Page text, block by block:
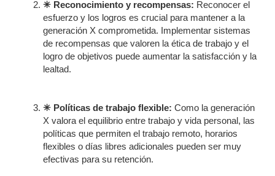
✳ Reconocimiento y recompensas: Reconocer el
esfuerzo y los logros es crucial para mantener a la
generación X comprometida. Implementar sistemas
de recompensas que valoren la ética de trabajo y el
logro de objetivos puede aumentar la satisfacción y la
lealtad.
✳ Políticas de trabajo flexible: Como la generación
X valora el equilibrio entre trabajo y vida personal, las
políticas que permiten el trabajo remoto, horarios
flexibles o días libres adicionales pueden ser muy
efectivas para su retención.